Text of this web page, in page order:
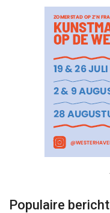
Populaire